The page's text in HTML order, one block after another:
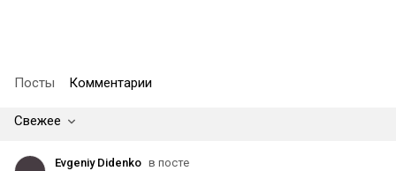
Посты Комментарии
Свежее
Evgeniy Didenko в посте